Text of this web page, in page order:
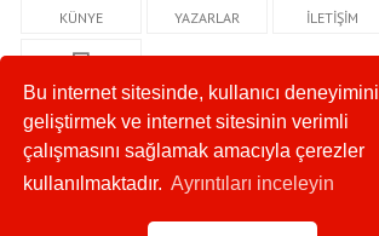
Bu internet sitesinde, kullanıcı deneyimini
geliştirmek ve internet sitesinin verimli
çalışmasını sağlamak amacıyla çerezler
kullanılmaktadır. Ayrıntıları inceleyin
KÜNYE YAZARLAR İLETİŞİM